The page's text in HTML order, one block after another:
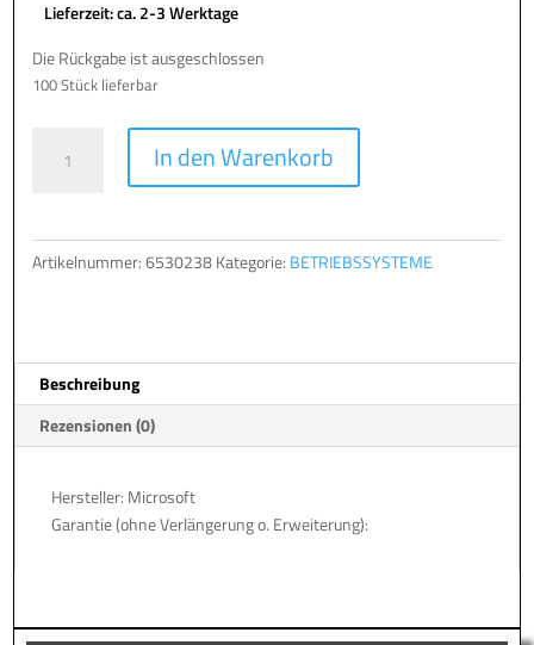
Lieferzeit: ca. 2-3 Werktage
Die Rückgabe ist ausgeschlossen
100 Stück lieferbar
Windows
[MUI]
ESD
In den Warenkorb
r
i
:
Artikelnummer:6530238Kategorie: BETRIEBSSYSTEME
Beschreibung
Rezensionen (0)
Hersteller: Microsoft
Garantie (ohne Verlängerung o. Erweiterung):